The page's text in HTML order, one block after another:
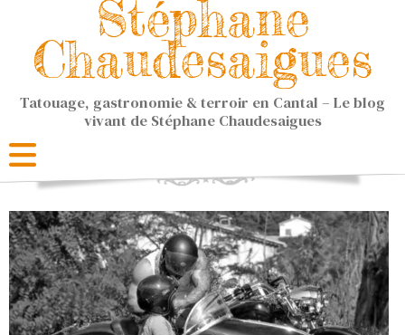
Stéphane
Chaudesaigues
Tatouage, gastronomie & terroir en Cantal – Le blog
vivant de Stéphane Chaudesaigues